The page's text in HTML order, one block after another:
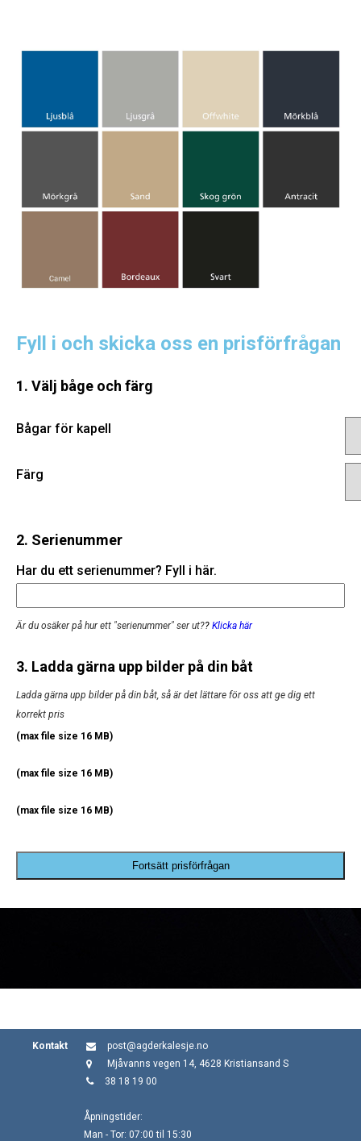
Fyll i och skicka oss en prisförfrågan
1. Välj båge och färg
Bågar för kapell
Färg
2. Serienummer
Har du ett serienummer? Fyll i här.
Är du osäker på hur ett "serienummer" ser ut?? Klicka här
3. Ladda gärna upp bilder på din båt
Ladda gärna upp bilder på din båt, så är det lättare för oss att ge dig ett
korrekt pris
(max file size 16 MB)
(max file size 16 MB)
(max file size 16 MB)
Fortsätt prisförfrågan
Kontakt
post@agderkalesje.no
Mjåvanns vegen 14, 4628 Kristiansand S
38 18 19 00
Åpningstider:
Man - Tor: 07:00 til 15:30